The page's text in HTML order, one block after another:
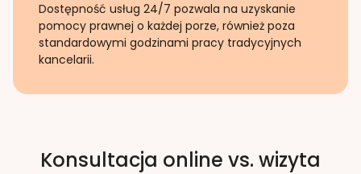
Dostępność usług 24/7 pozwala na uzyskanie
pomocy prawnej o każdej porze, również poza
standardowymi godzinami pracy tradycyjnych
kancelarii.
Konsultacja online vs. wizyta